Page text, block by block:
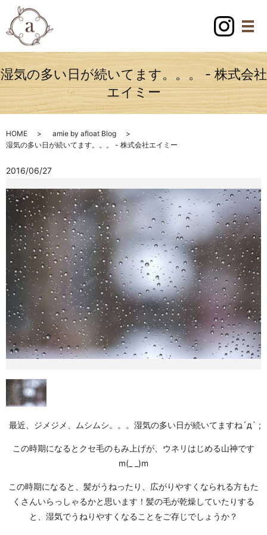
湿気の多い日が続いてます。。。 - 株式会社
エイミー
HOME
amie by afloat Blog
湿気の多い日が続いてます。。。 - 株式会社エイミー
2016/06/27
最近、ジメジメ、ムシムシ。。。湿気の多い日が続いてますね´д` ;
この時期になるとクセ毛のもみ上げが、ウネリはじめる山神です
m(_ _)m
この時期になると、髪がうねったり、広がりやすくなられる方もた
くさんいらっしゃるかと思います！髪の毛が乾燥していたりする
と、湿気でうねりやすくなることをご存じでしょうか？